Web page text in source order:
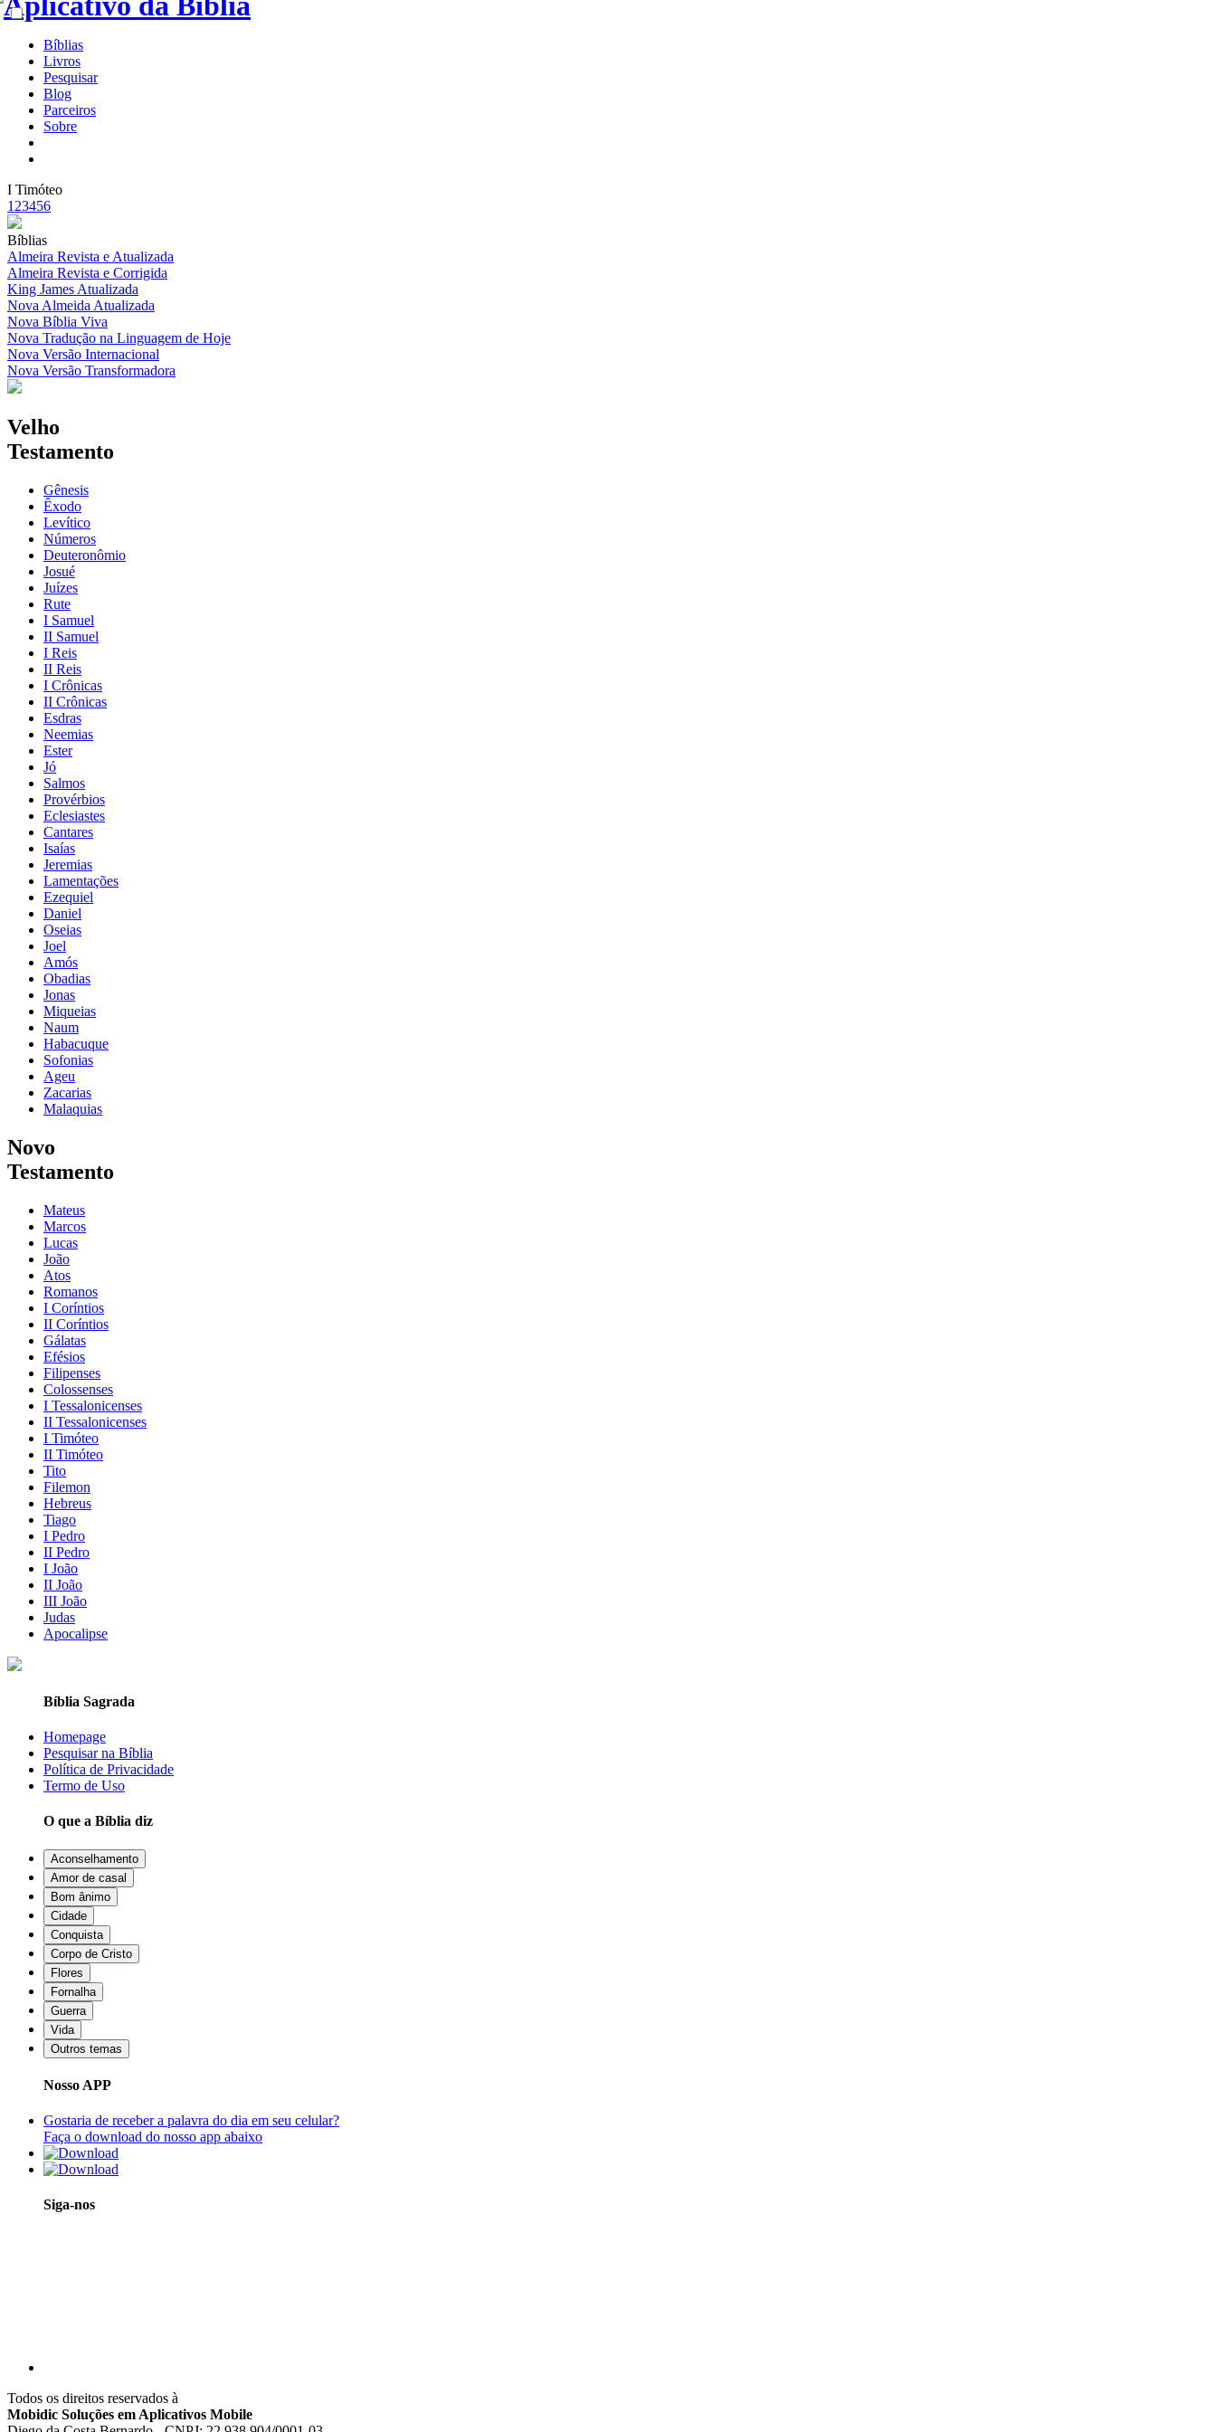
Bíblias
Livros
Pesquisar
Blog
Parceiros
Sobre
I Timóteo
1 23456
Bíblias
Almeira Revista e Atualizada
Almeira Revista e Corrigida
King James Atualizada
Nova Almeida Atualizada
Nova Bíblia Viva
Nova Tradução na Linguagem de Hoje
Nova Versão Internacional
Nova Versão Transformadora
Velho
Testamento
Gênesis
Êxodo
Levítico
Números
Deuteronômio
Josué
Juízes
Rute
I Samuel
II Samuel
I Reis
II Reis
I Crônicas
II Crônicas
Esdras
Neemias
Ester
Jó
Salmos
Provérbios
Eclesiastes
Cantares
Isaías
Jeremias
Lamentações
Ezequiel
Daniel
Oseias
Joel
Amós
Obadias
Jonas
Miqueias
Naum
Habacuque
Sofonias
Ageu
Zacarias
Malaquias
Novo
Testamento
Mateus
Marcos
Lucas
João
Atos
Romanos
I Coríntios
II Coríntios
Gálatas
Efésios
Filipenses
Colossenses
I Tessalonicenses
II Tessalonicenses
I Timóteo
II Timóteo
Tito
Filemon
Hebreus
Tiago
I Pedro
II Pedro
I João
II João
III João
Judas
Apocalipse
Bíblia Sagrada
Homepage
Pesquisar na Bíblia
Política de Privacidade
Termo de Uso
O que a Bíblia diz
Aconselhamento
Amor de casal
Bom ânimo
Cidade
Conquista
Corpo de Cristo
Flores
Fornalha
Guerra
Vida
Outros temas
Nosso APP
Gostaria de receber a palavra do dia em seu celular?
Faça o download do nosso app abaixo
Siga-nos
Todos os direitos reservados à
Mobidic Soluções em Aplicativos Mobile